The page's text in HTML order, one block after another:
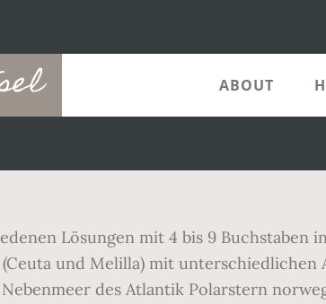
ABOUT
Lösungen mit 4 bis 9 Buchstaben
und Melilla) mit unterschiedlichen
des Atlantik Polarstern